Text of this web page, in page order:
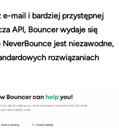
mail i bardziej przystępnej
API, Bouncer wydaje się
jest niezawodne,
rozwiązaniach